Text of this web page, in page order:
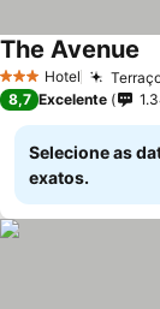
3 EstrelasHotel
The Avenue
8,7 Excelente
Selecione as
exatos.